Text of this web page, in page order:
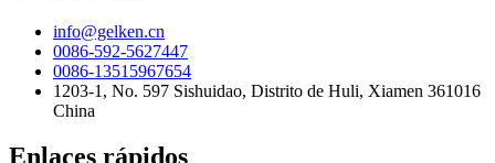
info@gelken.cn
0086-592-5627447
0086-13515967654
1203-1, No. 597 Sishuidao, Distrito de Huli, Xiamen 361016
China
Enlaces rápidos